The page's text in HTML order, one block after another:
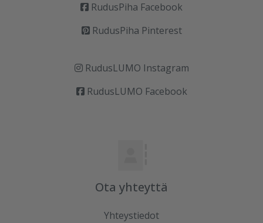
RudusPiha Facebook
RudusPiha Pinterest
RudusLUMO Instagram
RudusLUMO Facebook
Ota yhteyttä
Yhteystiedot